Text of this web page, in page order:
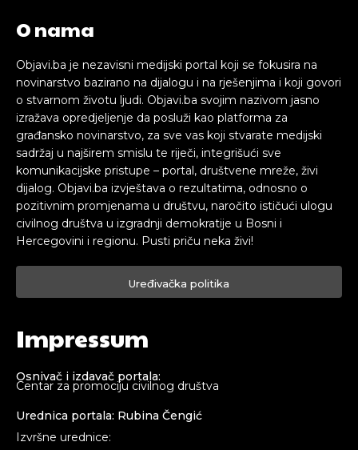
O nama
Objavi.ba je nezavisni medijski portal koji se fokusira na
novinarstvo bazirano na dijalogu i na rješenjima i koji govori
o stvarnom životu ljudi. Objavi.ba svojim nazivom jasno
izražava opredjeljenje da posluži kao platforma za
građansko novinarstvo, za sve vas koji stvarate medijski
sadržaj u najširem smislu te riječi, integrišući sve
komunikacijske pristupe – portal, društvene mreže, živi
dijalog. Objavi.ba izvještava o rezultatima, odnosno o
pozitivnim promjenama u društvu, naročito ističući ulogu
civilnog društva u izgradnji demokratije u Bosni i
Hercegovini i regionu. Pusti priču neka živi!
Uređivačka politika
Impressum
Osnivač i izdavač portala:
Centar za promociju civilnog društva
Urednica portala: Rubina Čengić
Izvršne urednice: